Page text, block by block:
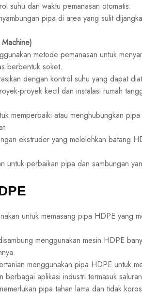
suhu dan waktu pemanasan otomatis.
pipa di area yang sulit
metode pemanasan untuk
berbentuk soket.
dengan kontrol suhu yang dapat
proyek kecil dan instalasi rumah
memperbaiki atau menghubungkan
ekstruder yang melelehkan batang
untuk perbaikan pipa dan sambungan
untuk memasang pipa HDPE yang
menggunakan mesin HDPE
menggunakan pipa HDPE untuk
berbagai aplikasi industri termasuk
pipa tahan lama dan tidak